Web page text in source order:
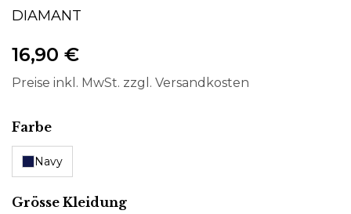
DIAMANT
16,90 €
Preise inkl. MwSt. zzgl. Versandkosten
Farbeauswählen
Navy
Grösse Kleidungauswählen